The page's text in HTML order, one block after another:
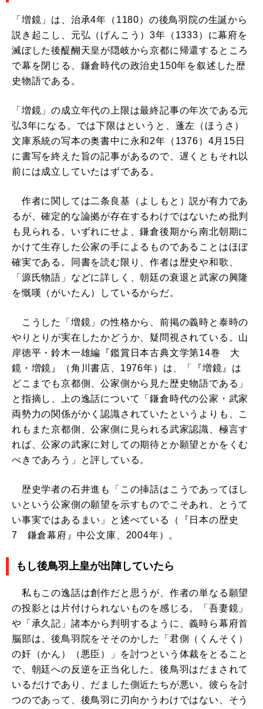
「増鏡」は、治承4年（1180）の後鳥羽院の生誕から
説き起こし、元弘（げんこう）3年（1333）に幕府を
滅ぼした後醍醐天皇が隠岐から京都に帰還するところ
で幕を閉じる、鎌倉時代の政治史150年を叙述した歴
史物語である。
「増鏡」の成立年代の上限は最終記事の年次である元
弘3年になる。では下限はというと、蓬左（ほうさ）
文庫系統の写本の奥書中に永和2年（1376）4月15日
に書写を終えた旨の記事があるので、遅くともそれ以
前には成立していたはずである。
作者に関しては二条良基（よしもと）説が有力であ
るが、確定的な論拠が存在するわけではないため批判
も見られる。いずれにせよ、鎌倉後期から南北朝期に
かけて生存した公家の手によるものであることはほぼ
確実である。同書を読む限り、作者は歴史や和歌、
「源氏物語」などに詳しく、朝廷の衰退と武家の興隆
を慨嘆（がいたん）しているからだ。
こうした「増鏡」の性格から、前掲の義時と泰時の
やりとりが実在したかどうか、疑問視されている。山
岸徳平・鈴木一雄編『鑑賞日本古典文学第14巻 大
鏡・増鏡』（角川書店、1976年）は、「『増鏡』は
どこまでも京都側、公家側から見た歴史物語である」
と指摘し、上の逸話について「鎌倉時代の公家・武家
両勢力の関係がかく認識されていたというよりも、こ
れもまた京都側、公家側に見られる武家認識、極言す
れば、公家の武家に対しての期待とか願望とかをくむ
べきであろう」と評している。
歴史学者の石井進も「この挿話はこうであってほし
いという公家側の願望を示すものでこそあれ、とうて
い事実ではあるまい」と述べている（『日本の歴史
7 鎌倉幕府』中公文庫、2004年）。
もし後鳥羽上皇が出陣していたら
私もこの逸話は創作だと思うが、作者の単なる願望
の投影とは片付けられないものを感じる。「吾妻鏡」
や「承久記」諸本から判明するように、義時ら幕府首
脳部は、後鳥羽院をそそのかした「君側（くんそく）
の奸（かん）（悪臣）」を討つという体裁をとること
で、朝廷への反逆を正当化した。後鳥羽はだまされて
いるだけであり、だました側近たちが悪い。彼らを討
つのであって、後鳥羽に刃向かうわけではない、そう